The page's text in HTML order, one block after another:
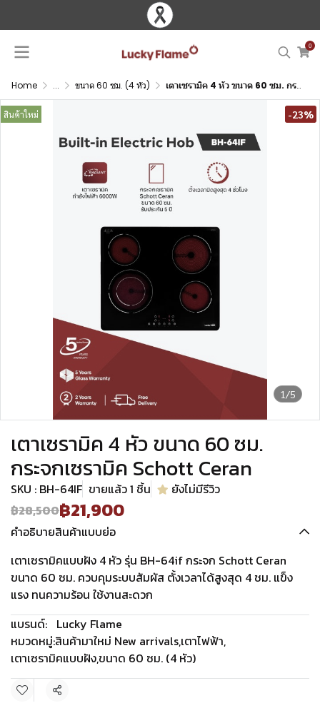
0
Home ... ขนาด 60 ซม. (4 หัว) เตาเซรามิค 4 หัว ขนาด 60 ซม. กระจกเซรามิค Schott Ceran
1/5
สินค้าใหม่ -23%
เตาเซรามิค 4 หัว ขนาด 60 ซม.
กระจกเซรามิค Schott Ceran
SKU : BH-64IF ขายแล้ว 1 ชิ้น
ยังไม่มีรีวิว
฿28,500฿21,900
คำอธิบายสินค้าแบบย่อ
เตาเซรามิคแบบฝัง 4 หัว รุ่น BH-64if กระจก Schott Ceran
ขนาด 60 ซม. ควบคุมระบบสัมผัส ตั้งเวลาได้สูงสุด 4 ชม. แข็ง
แรง ทนความร้อน ใช้งานสะดวก
แบรนด์: Lucky Flame
หมวดหมู่:สินค้ามาใหม่ New arrivals,เตาไฟฟ้า,
เตาเซรามิคแบบฝัง,ขนาด 60 ซม. (4 หัว)
แชร์